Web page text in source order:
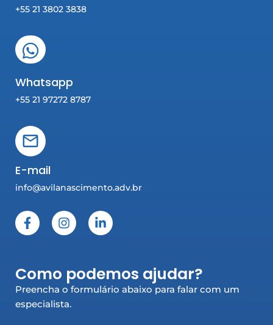
+55 21 3802 3838
Whatsapp
+55 21 97272 8787
E-mail
info@avilanascimento.adv.br
F
a
o
o
k
-
I
n
g
r
a
L
i
d
i
Como podemos ajudar?
Preencha o formulário abaixo para falar com um
especialista.